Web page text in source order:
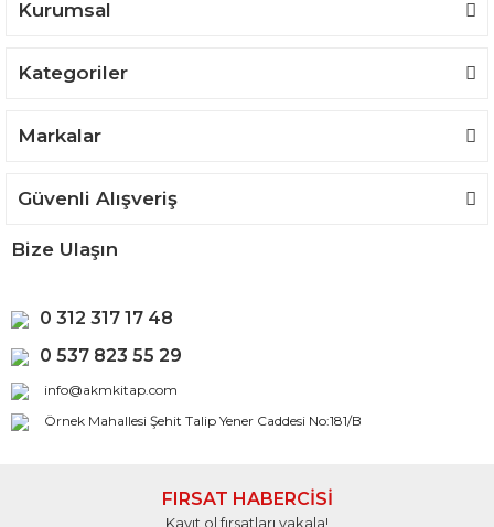
Kurumsal
Kategoriler
Markalar
Güvenli Alışveriş
Bize Ulaşın
0 312 317 17 48
0 537 823 55 29
info@akmkitap.com
Örnek Mahallesi Şehit Talip Yener Caddesi No:181/B
FIRSAT HABERCİSİ
Kayıt ol fırsatları yakala!